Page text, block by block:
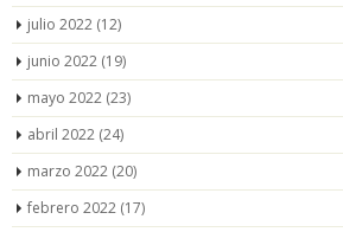
julio 2022 (12)
junio 2022 (19)
mayo 2022 (23)
abril 2022 (24)
marzo 2022 (20)
febrero 2022 (17)